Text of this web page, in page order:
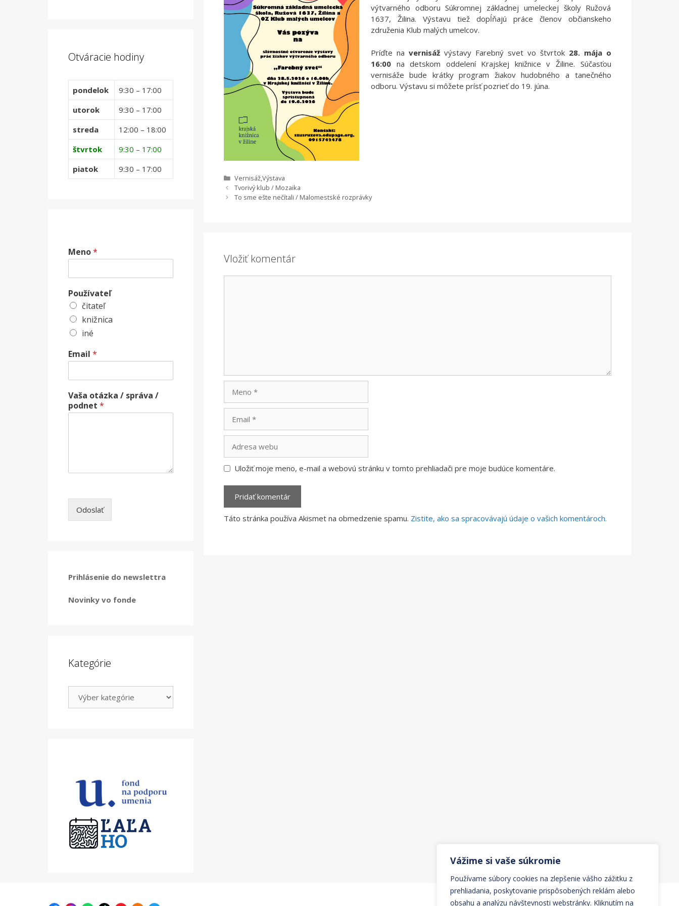
Vážime si vaše súkromie
Používame súbory cookies na zlepšenie vášho zážitku z
prehliadania, poskytovanie prispôsobených reklám alebo
obsahu a analýzu návštevnosti webstránky. Kliknutím na
výtvarného odboru Súkromnej základnej umeleckej školy Ružová
1637, Žilina. Výstavu tiež dopĺňajú práce členov občianskeho
združenia Klub malých umelcov.
Príďte na vernisážvýstavy Farebný svet vo štvrtok 28. mája o
16:00na detskom oddelení Krajskej knižnice v Žiline. Súčasťou
vernisáže bude krátky program žiakov hudobného a tanečného
odboru. Výstavu si môžete prísť pozrieť do 19. júna.
Kategórie
Vernisáž,Výstava
Tvorivý klub / Mozaika
To sme ešte nečítali / Malomestské rozprávky
Vložiť komentár
webu
Uložiť moje meno, e-mail a webovú stránku v tomto prehliadači pre moje budúce komentáre.
Táto stránka používa Akismet na obmedzenie spamu. Zistite, ako sa spracovávajú údaje o vašich komentároch.
Otváracie hodiny
pondelok
9:30 – 17:00
utorok
9:30 – 17:00
streda
12:00 – 18:00
štvrtok
9:30 – 17:00
piatok
9:30 – 17:00
Meno*
Používateľ
čitateľ
knižnica
iné
Email *
Vaša otázka / správa /
podnet *
Odoslať
Prihlásenie do newslettra
Novinky vo fonde
Kategórie